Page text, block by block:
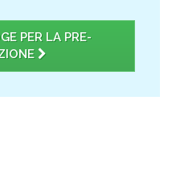
PER LA PRE-